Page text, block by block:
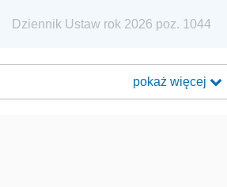
Dziennik Ustaw rok 2026 poz. 1044
pokaż więcej